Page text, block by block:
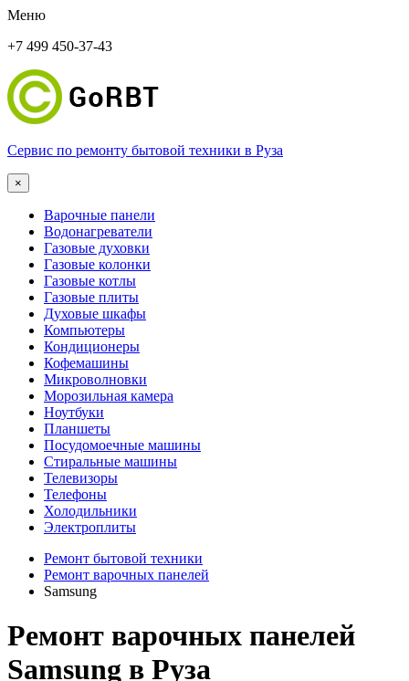
Меню
+7 499 450-37-43
Сервис по ремонту бытовой техники в Руза
×
Варочные панели
Водонагреватели
Газовые духовки
Газовые колонки
Газовые котлы
Газовые плиты
Духовые шкафы
Компьютеры
Кондиционеры
Кофемашины
Микроволновки
Морозильная камера
Ноутбуки
Планшеты
Посудомоечные машины
Стиральные машины
Телевизоры
Телефоны
Холодильники
Электроплиты
Ремонт бытовой техники
Ремонт варочных панелей
Samsung
Ремонт варочных панелей
Samsung в Руза